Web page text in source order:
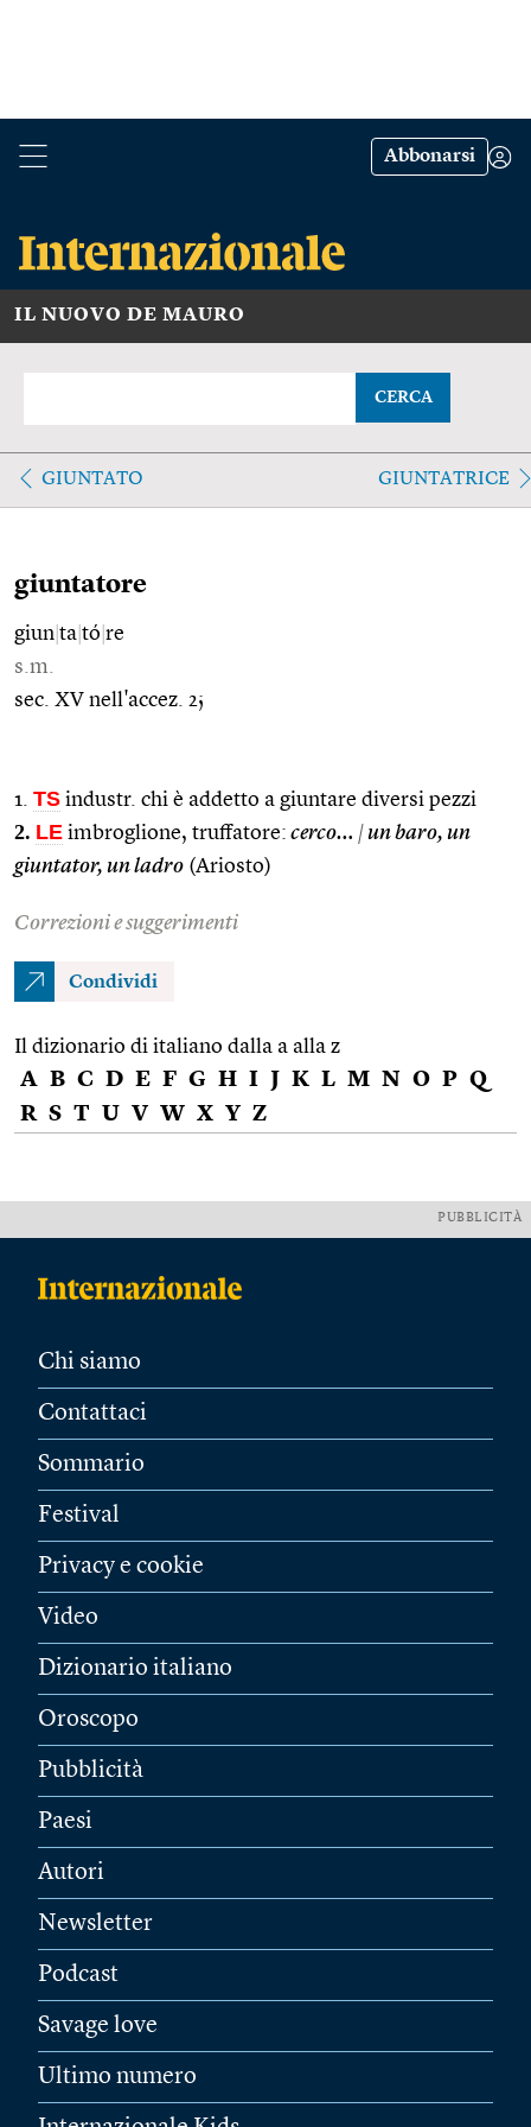
Abbonarsi
IL NUOVO DE MAURO
CERCA
GIUNTATO GIUNTATRICE
giuntatore
giun ta tó re
s.m.
sec. XV nell'accez. 2;
1. TS industr. chi è addetto a giuntare diversi pezzi
2. LE imbroglione, truffatore: cerco… |un baro, un
giuntator, un ladro (Ariosto)
Correzioni e suggerimenti
Condividi
Il dizionario di italiano dalla a alla z
A B C D E F G H I J K L M N O P Q
R S T U V W X Y Z
PUBBLICITÀ
Chi siamo
Contattaci
Sommario
Festival
Privacy e cookie
Video
Dizionario italiano
Oroscopo
Pubblicità
Paesi
Autori
Newsletter
Podcast
Savage love
Ultimo numero